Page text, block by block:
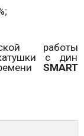
работы
с дин
SMART